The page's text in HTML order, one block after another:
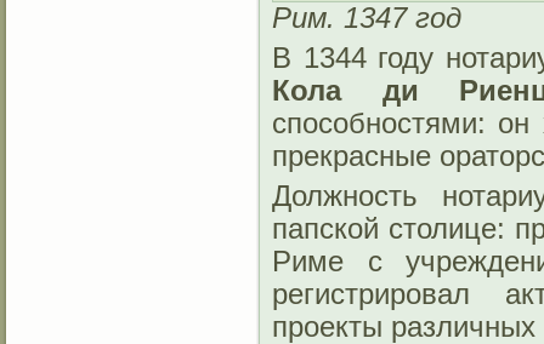
Рим. 1347 год
В 1344 году
Кола ди
способностями:
прекрасные
Должность
папской столице:
Риме с
регистрировал
проекты различных